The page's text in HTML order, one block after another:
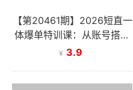
【第20461期】2026短直一
体爆单特训课：从账号搭建
到直播变现，手把手教你短
¥ 3.9